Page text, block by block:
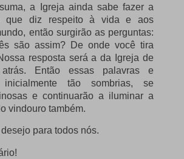
a Igreja ainda sabe fazer a
que diz respeito à vida e aos
então surgirão as perguntas:
são assim? De onde você tira
resposta será a da Igreja de
Então essas palavras e
inicialmente tão sombrias, se
e continuarão a iluminar a
vindouro também.
para todos nós.